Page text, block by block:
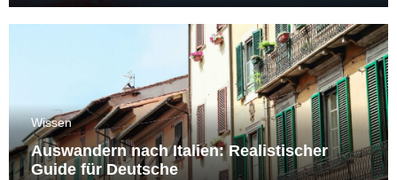
Wissen
Auswandern nach Italien: Realistischer
Guide für Deutsche